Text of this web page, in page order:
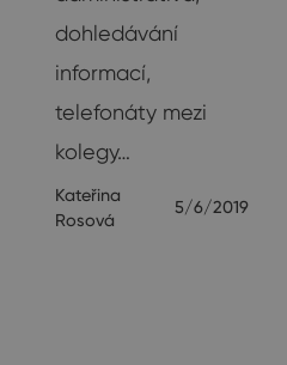
dohledávání
informací,
telefonáty mezi
kolegy…
Kateřina
Rosová
5/6/2019